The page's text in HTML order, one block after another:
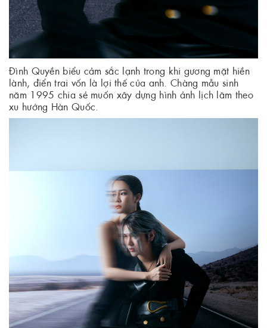
Đình Quyền biểu cảm sắc lạnh trong khi gương mặt hiền
lành, điển trai vốn là lợi thế của anh. Chàng mẫu sinh
năm 1995 chia sẻ muốn xây dựng hình ảnh lịch lãm theo
xu hướng Hàn Quốc.